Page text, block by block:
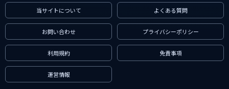
当サイトについて よくある質問
お問い合わせ プライバシーポリシー
利用規約 免責事項
運営情報